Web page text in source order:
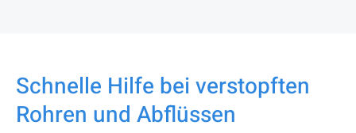
Schnelle Hilfe bei verstopften
Rohren und Abflüssen